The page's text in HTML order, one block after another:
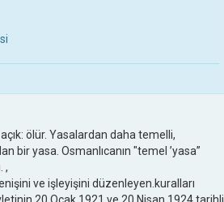
ölür. Yasalardan daha temelli,
bir yasa. Osmanlıcanın "temel ’yasa”
,
ve işleyişini düzenleyen.kuralları